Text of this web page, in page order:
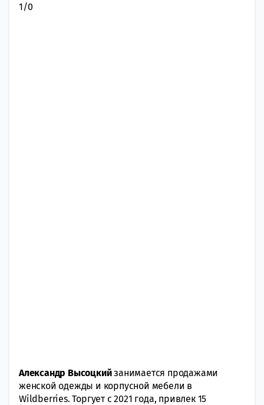
1/0
Александр Высоцкийзанимается продажами
женской одежды и корпусной мебели в
Wildberries. Торгует с 2021 года, привлек 15